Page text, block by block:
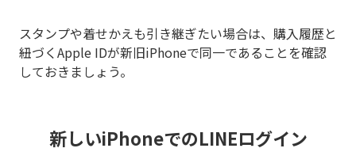
スタンプや着せかえも引き継ぎたい場合は、購入履歴と
紐づくApple IDが新旧iPhoneで同一であることを確認
しておきましょう。
新しいiPhoneでのLINEログイン